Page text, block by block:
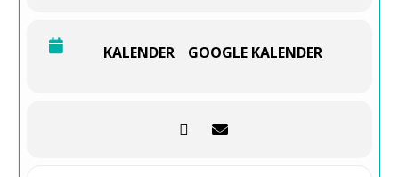
-Ruim je troep op
KALENDER GOOGLE KALENDER